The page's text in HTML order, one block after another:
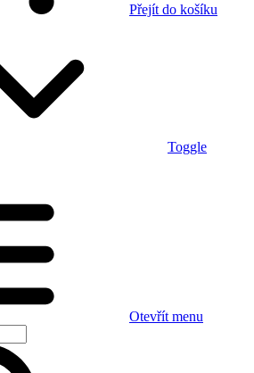
Přejít do košíku
Toggle
Otevřít menu